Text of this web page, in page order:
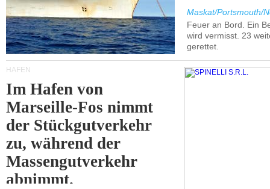
Maskat/Portsmouth/
Feuer an Bord. Ein
wird vermisst. 23
gerettet.
HÄFEN
Im Hafen von
Marseille-Fos nimmt
der Stückgutverkehr
zu, während der
Massengutverkehr
abnimmt.